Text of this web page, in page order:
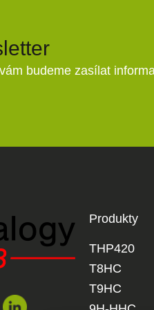
budeme zasílat
Produkty
THP420
T8HC
T9HC